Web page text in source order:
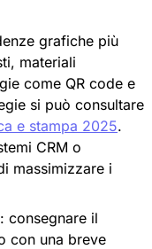
grafiche più
materiali
come QR code e
si può consultare
e stampa 2025.
CRM o
massimizzare i
consegnare il
con una breve